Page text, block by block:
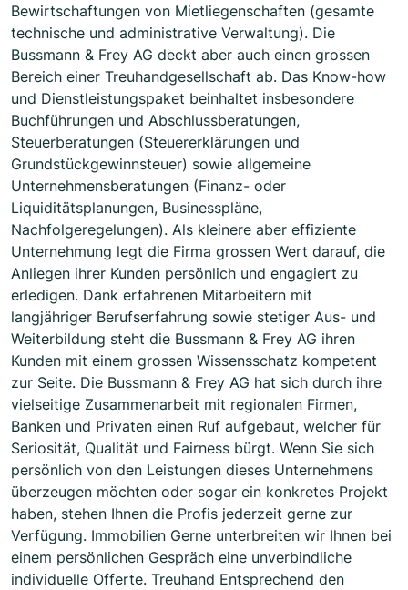
Bewirtschaftungen von Mietliegenschaften (gesamte
technische und administrative Verwaltung). Die
Bussmann & Frey AG deckt aber auch einen grossen
Bereich einer Treuhandgesellschaft ab. Das Know-how
und Dienstleistungspaket beinhaltet insbesondere
Buchführungen und Abschlussberatungen,
Steuerberatungen (Steuererklärungen und
Grundstückgewinnsteuer) sowie allgemeine
Unternehmensberatungen (Finanz- oder
Liquiditätsplanungen, Businesspläne,
Nachfolgeregelungen). Als kleinere aber effiziente
Unternehmung legt die Firma grossen Wert darauf, die
Anliegen ihrer Kunden persönlich und engagiert zu
erledigen. Dank erfahrenen Mitarbeitern mit
langjähriger Berufserfahrung sowie stetiger Aus- und
Weiterbildung steht die Bussmann & Frey AG ihren
Kunden mit einem grossen Wissensschatz kompetent
zur Seite. Die Bussmann & Frey AG hat sich durch ihre
vielseitige Zusammenarbeit mit regionalen Firmen,
Banken und Privaten einen Ruf aufgebaut, welcher für
Seriosität, Qualität und Fairness bürgt. Wenn Sie sich
persönlich von den Leistungen dieses Unternehmens
überzeugen möchten oder sogar ein konkretes Projekt
haben, stehen Ihnen die Profis jederzeit gerne zur
Verfügung. Immobilien Gerne unterbreiten wir Ihnen bei
einem persönlichen Gespräch eine unverbindliche
individuelle Offerte. Treuhand Entsprechend den